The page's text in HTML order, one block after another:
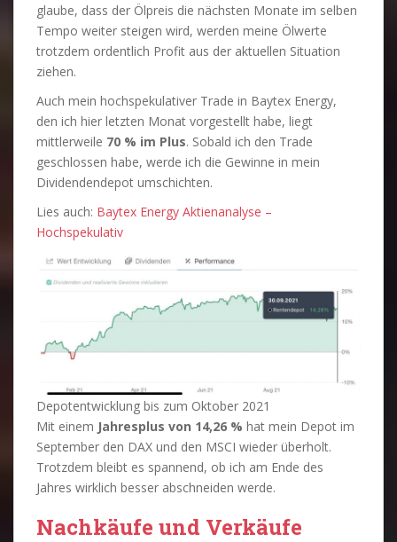
glaube, dass der Ölpreis die nächsten Monate im selben
Tempo weiter steigen wird, werden meine Ölwerte
trotzdem ordentlich Profit aus der aktuellen Situation
ziehen.
Auch mein hochspekulativer Trade in Baytex Energy,
den ich hier letzten Monat vorgestellt habe, liegt
mittlerweile 70 % im Plus. Sobald ich den Trade
geschlossen habe, werde ich die Gewinne in mein
Dividendendepot umschichten.
Lies auch: Baytex Energy Aktienanalyse –
Hochspekulativ
Depotentwicklung bis zum Oktober 2021
Mit einem Jahresplus von 14,26 % hat mein Depot im
September den DAX und den MSCI wieder überholt.
Trotzdem bleibt es spannend, ob ich am Ende des
Jahres wirklich besser abschneiden werde.
Nachkäufe und Verkäufe